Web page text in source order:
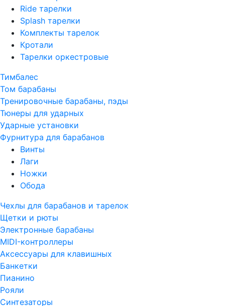
Ride тарелки
Splash тарелки
Комплекты тарелок
Кротали
Тарелки оркестровые
Тимбалес
Том барабаны
Тренировочные барабаны, пэды
Тюнеры для ударных
Ударные установки
Фурнитура для барабанов
Винты
Лаги
Ножки
Обода
Чехлы для барабанов и тарелок
Щетки и рюты
Электронные барабаны
MIDI-контроллеры
Аксессуары для клавишных
Банкетки
Пианино
Рояли
Синтезаторы